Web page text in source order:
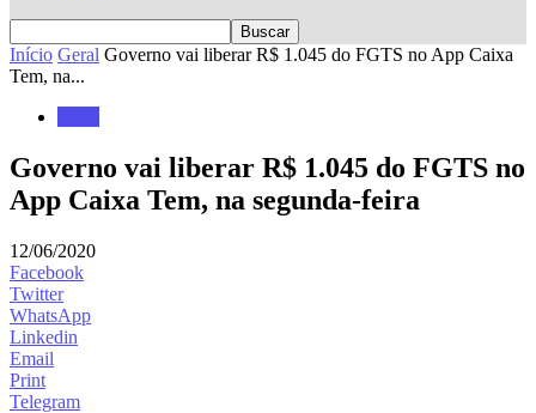
Início Geral Governo vai liberar R$ 1.045 do FGTS no App Caixa
Tem, na...
Governo vai liberar R$ 1.045 do FGTS no
App Caixa Tem, na segunda-feira
12/06/2020
Facebook
Twitter
WhatsApp
Linkedin
Email
Print
Telegram